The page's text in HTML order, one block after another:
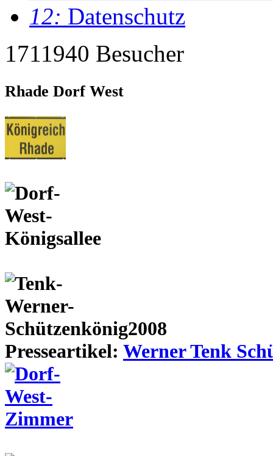
12: Datenschutz
1711940 Besucher
Rhade Dorf West
Presseartikel: Werner Tenk